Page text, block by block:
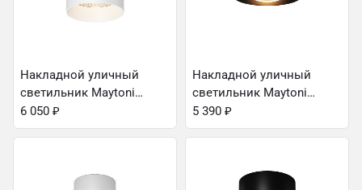
Накладной уличный
светильник Maytoni
O500CL-L10W3K
6 050 ₽
Накладной уличный
светильник Maytoni
O498CL-L7B3K
5 390 ₽